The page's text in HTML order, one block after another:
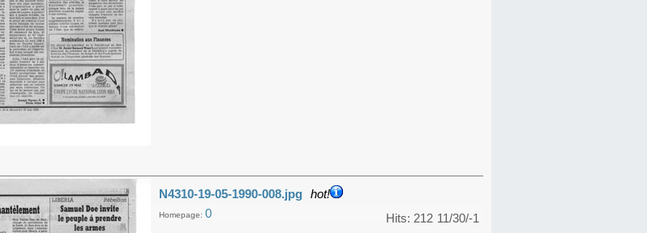
N4310-19-05-1990-008.jpg hot!
11/30/-1
Hits: 212
Homepage: 0